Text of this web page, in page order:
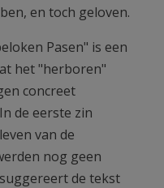
en toch geloven.
Pasen" is een
het "herboren"
concreet
de eerste zin
van de
nog geen
de tekst